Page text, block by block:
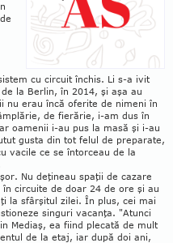
cu circuit închis. Li s-a ivit
la Berlin, în 2014, şi aşa au
nu erau încă ofe­rite de nimeni în
de fierărie, i-am dus în
oamenii i-au pus la ma­să şi i-au
gusta din tot felul de pre­pa­rate,
vacile ce se întorceau de la
Nu deţineau spaţii de cazare
circuite de doar 24 de ore şi au
la sfârşitul zilei. În plus, cei mai
singuri vacanţa. "Atunci
Mediaş, ea fiind plecată de mult
de la etaj, iar după doi ani,